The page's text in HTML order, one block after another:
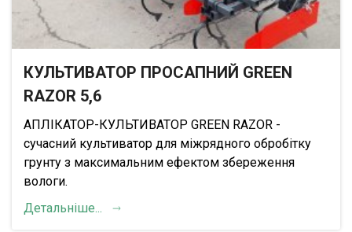
КУЛЬТИВАТОР ПРОСАПНИЙ GREEN
RAZOR 5,6
АПЛІКАТОР-КУЛЬТИВАТОР GREEN RAZOR -
сучасний культиватор для міжрядного обробітку
грунту з максимальним ефектом збереження
вологи.
Детальніше...